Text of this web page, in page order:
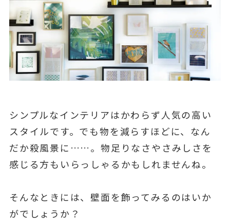
シンプルなインテリアはかわらず人気の高い
スタイルです。でも物を減らすほどに、なん
だか殺風景に……。物足りなさやさみしさを
感じる方もいらっしゃるかもしれませんね。
そんなときには、壁面を飾ってみるのはいか
がでしょうか？